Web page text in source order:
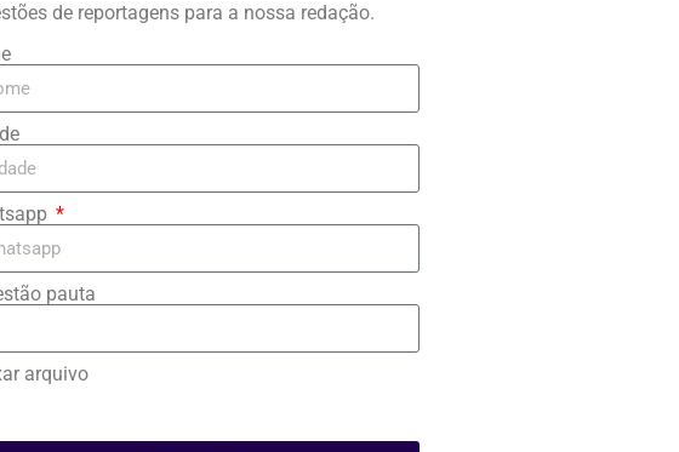
de reportagens para a nossa redação.
pauta
arquivo